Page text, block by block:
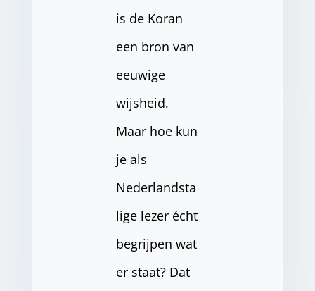
is de Koran
een bron van
eeuwige
wijsheid.
Maar hoe kun
je als
Nederlandsta
lige lezer écht
begrijpen wat
er staat? Dat